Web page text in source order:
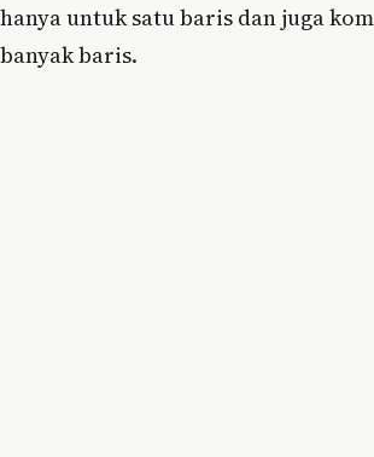
hanya untuk satu baris dan juga
banyak baris.